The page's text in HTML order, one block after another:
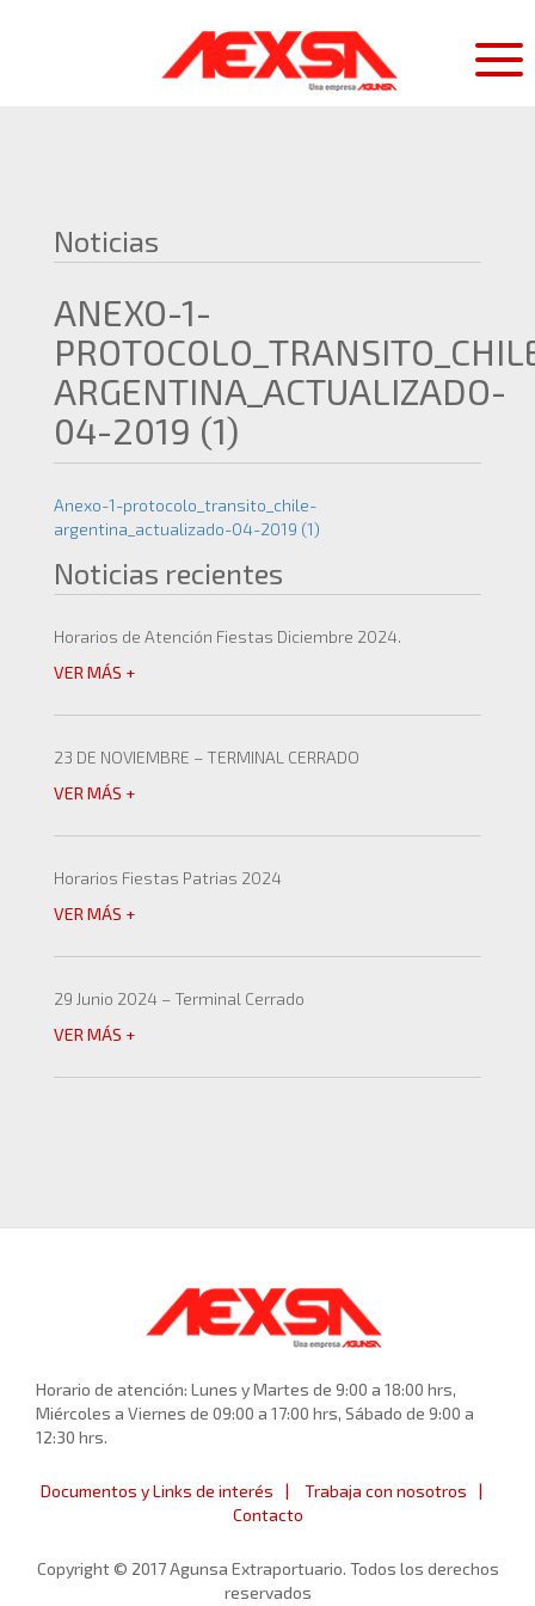
Noticias
ANEXO-1-
ARGENTINA_ACTUALIZADO-
04-2019 (1)
Anexo-1-protocolo_transito_chile-
argentina_actualizado-04-2019 (1)
Noticias recientes
Horarios de Atención Fiestas Diciembre 2024.
VER MÁS +
23 DE NOVIEMBRE – TERMINAL CERRADO
VER MÁS +
Horarios Fiestas Patrias 2024
VER MÁS +
29 Junio 2024 – Terminal Cerrado
VER MÁS +
Horario de atención: Lunes y Martes de 9:00 a 18:00 hrs,
Miércoles a Viernes de 09:00 a 17:00 hrs, Sábado de 9:00 a
12:30 hrs.
Documentos y Links de interés
Trabaja con nosotros
Contacto
Copyright © 2017 Agunsa Extraportuario. Todos los derechos
reservados